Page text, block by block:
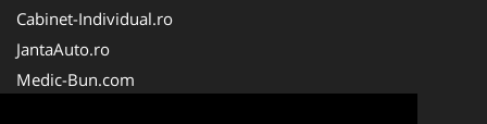
Cabinet-Individual.ro
JantaAuto.ro
Medic-Bun.com